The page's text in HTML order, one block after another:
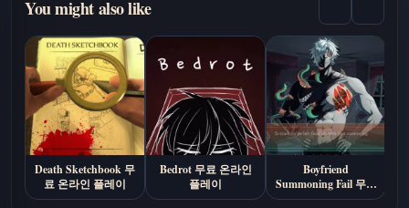
You might also like
Death Sketchbook 무
료 온라인 플레이
Bedrot 무료 온라인
플레이
Boyfriend
Summoning Fail 무료
온라인 플레이